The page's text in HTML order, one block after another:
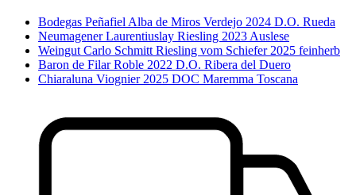
Bodegas Peñafiel Alba de Miros Verdejo 2024 D.O. Rueda
Neumagener Laurentiuslay Riesling 2023 Auslese
Weingut Carlo Schmitt Riesling vom Schiefer 2025 feinherb
Baron de Filar Roble 2022 D.O. Ribera del Duero
Chiaraluna Viognier 2025 DOC Maremma Toscana